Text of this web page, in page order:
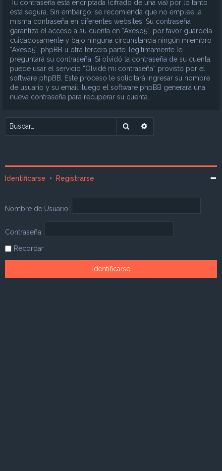
Tu contraseña está encriptada (cifrado de una vía) por lo tanto
está segura. Sin embargo, se recomienda que no emplee la
misma contraseña en diferentes websites. Su contraseña
garantiza el acceso a su cuenta en “Axeso5”, por favor guárdela
cuidadosamente y bajo ninguna circunstancia ningún miembro
“Axeso5”, phpBB u otra tercera parte, legítimamente le
preguntará su contraseña. Si olvidó la contraseña de su cuenta,
puede usar el servicio “Olvidé mi contraseña” provisto por el
software phpBB. Este proceso le solicitará ingresar su nombre
de usuario y su email, luego el software phpBB generará una
nueva contraseña para recuperar su cuenta.
Buscar
Identificarse • Registrarse
Nombre de Usuario:
Contraseña:
Recordar